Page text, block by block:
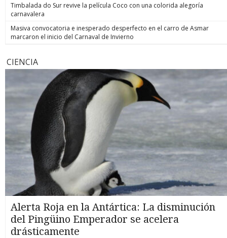
Timbalada do Sur revive la película Coco con una colorida alegoría
carnavalera
Masiva convocatoria e inesperado desperfecto en el carro de Asmar
marcaron el inicio del Carnaval de Invierno
CIENCIA
Alerta Roja en la Antártica: La disminución
del Pingüino Emperador se acelera
drásticamente